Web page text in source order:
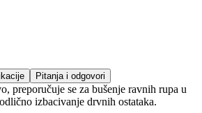
Pitanja i odgovori
preporučuje se za bušenje ravnih rupa u
izbacivanje drvnih ostataka.